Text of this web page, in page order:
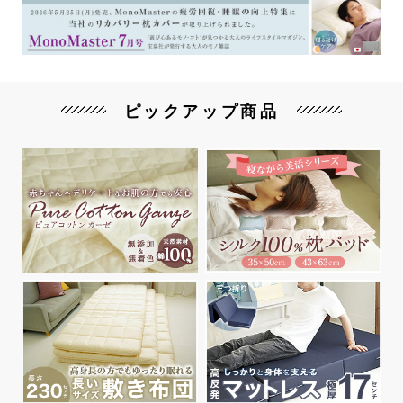
ピックアップ商品